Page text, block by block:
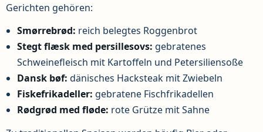
Gerichten gehören:
Smørrebrød: reich belegtes Roggenbrot
Stegt flæsk med persillesovs: gebratenes
Schweinefleisch mit Kartoffeln und Petersiliensoße
Dansk bøf: dänisches Hacksteak mit Zwiebeln
Fiskefrikadeller: gebratene Fischfrikadellen
Rødgrød med fløde: rote Grütze mit Sahne